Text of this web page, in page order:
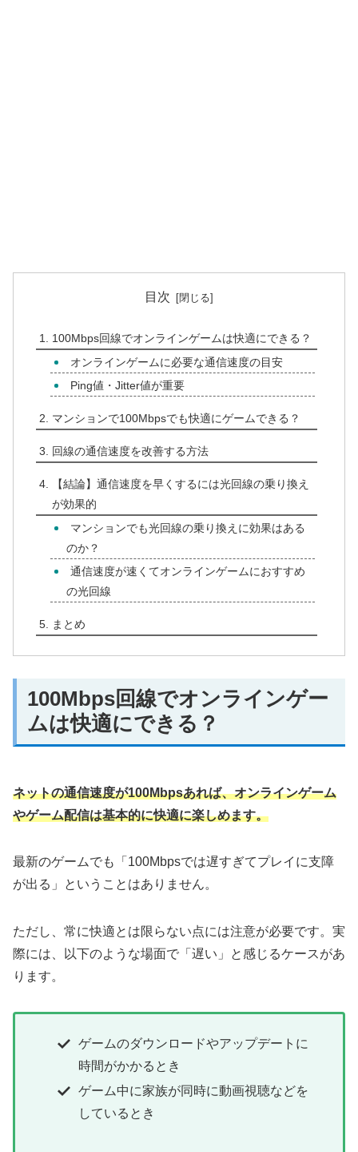
目次
100Mbps回線でオンラインゲームは快適にできる？
オンラインゲームに必要な通信速度の目安
Ping値・Jitter値が重要
マンションで100Mbpsでも快適にゲームできる？
回線の通信速度を改善する方法
【結論】通信速度を早くするには光回線の乗り換え
が効果的
マンションでも光回線の乗り換えに効果はある
のか？
通信速度が速くてオンラインゲームにおすすめ
の光回線
まとめ
100Mbps回線でオンラインゲー
ムは快適にできる？
ネットの通信速度が100Mbpsあれば、オンラインゲーム
やゲーム配信は基本的に快適に楽しめます。
最新のゲームでも「100Mbpsでは遅すぎてプレイに支障
が出る」ということはありません。
ただし、常に快適とは限らない点には注意が必要です。実
際には、以下のような場面で「遅い」と感じるケースがあ
ります。
ゲームのダウンロードやアップデートに
時間がかかるとき
ゲーム中に家族が同時に動画視聴などを
しているとき